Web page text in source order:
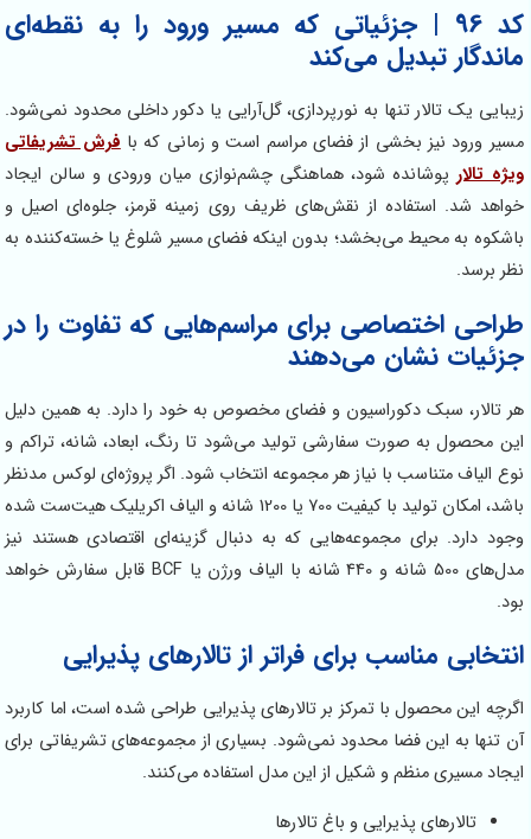
کد 96 | جزئیاتی که مسیر ورود را به نقطه‌ای
ماندگار تبدیل می‌کند
زیبایی یک تالار تنها به نورپردازی، گل‌آرایی یا دکور داخلی محدود نمی‌شود.
مسیر ورود نیز بخشی از فضای مراسم است و زمانی که بافرش تشریفاتی
ویژه تالارپوشانده شود، هماهنگی چشم‌نوازی میان ورودی و سالن ایجاد
خواهد شد. استفاده از نقش‌های ظریف روی زمینه قرمز، جلوه‌ای اصیل و
باشکوه به محیط می‌بخشد؛ بدون اینکه فضای مسیر شلوغ یا خسته‌کننده به
نظر برسد.
طراحی اختصاصی برای مراسم‌هایی که تفاوت را در
جزئیات نشان می‌دهند
هر تالار، سبک دکوراسیون و فضای مخصوص به خود را دارد. به همین دلیل
این محصول به صورت سفارشی تولید می‌شود تا رنگ، ابعاد، شانه، تراکم و
نوع الیاف متناسب با نیاز هر مجموعه انتخاب شود. اگر پروژه‌ای لوکس مدنظر
باشد، امکان تولید با کیفیت 700 یا 1200 شانه و الیاف اکریلیک هیت‌ست شده
وجود دارد. برای مجموعه‌هایی که به دنبال گزینه‌ای اقتصادی هستند نیز
مدل‌های 500 شانه و 440 شانه با الیاف ورژن یا BCF قابل سفارش خواهد
بود.
انتخابی مناسب برای فراتر از تالارهای پذیرایی
اگرچه این محصول با تمرکز بر تالارهای پذیرایی طراحی شده است، اما کاربرد
آن تنها به این فضا محدود نمی‌شود. بسیاری از مجموعه‌های تشریفاتی برای
ایجاد مسیری منظم و شکیل از این مدل استفاده می‌کنند.
تالارهای پذیرایی و باغ تالارها